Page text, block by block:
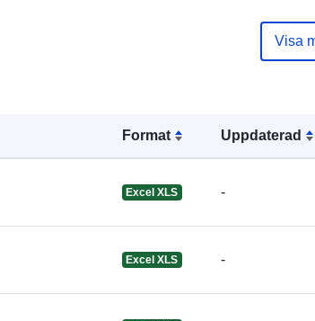
Format Uppdaterad
Excel XLS -
Excel XLS -
Visa